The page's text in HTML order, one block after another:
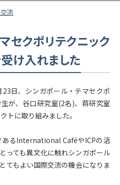
流
セクポリテクニック
け入れました
日、シンガポール・テマセクポ
が、谷口研究室(2名)、蒋研究室
トに取り組みました。
あるInternational CaféやICPの活
っても異文化に触れシンガポール
てもよい国際交流の機会になりま